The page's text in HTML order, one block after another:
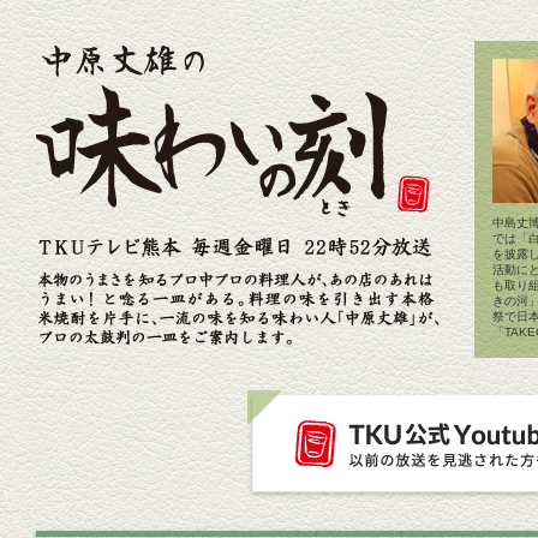
中島丈
では「
を披露
活動に
も取り
きの河
祭で日
「